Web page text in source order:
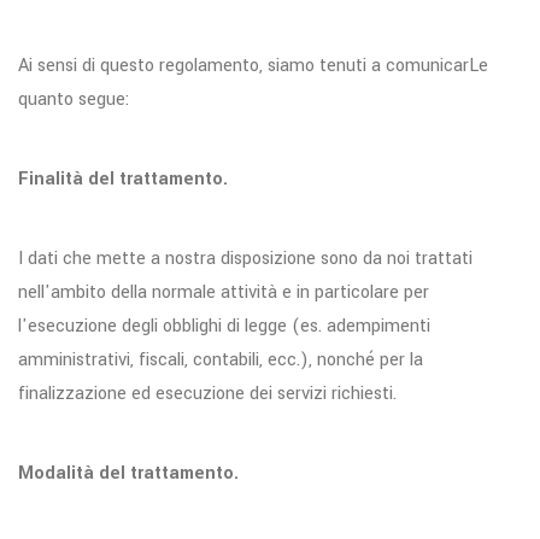
Ai sensi di questo regolamento, siamo tenuti a comunicarLe
quanto segue:
Finalità del trattamento.
I dati che mette a nostra disposizione sono da noi trattati
nell'ambito della normale attività e in particolare per
l'esecuzione degli obblighi di legge (es. adempimenti
amministrativi, fiscali, contabili, ecc.), nonché per la
finalizzazione ed esecuzione dei servizi richiesti.
Modalità del trattamento.